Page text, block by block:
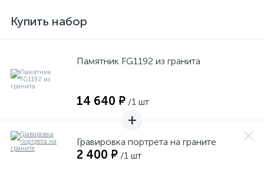
Купить набор
Памятник FG1192 из гранита
14 640 ₽ /1 шт
Гравировка портрета на граните
2 400 ₽ /1 шт